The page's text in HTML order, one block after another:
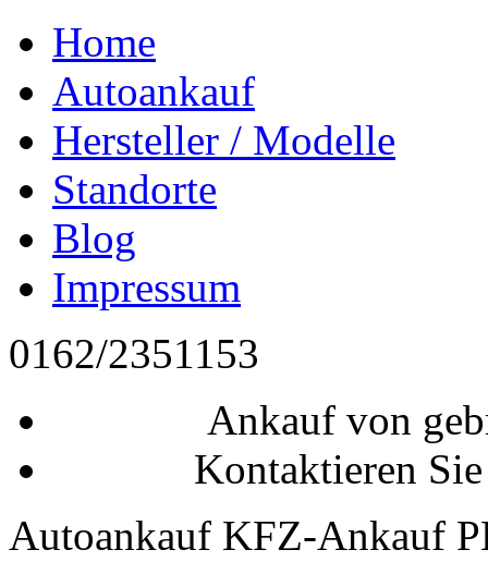
Home
Autoankauf
Hersteller / Modelle
Standorte
Blog
Impressum
0162/2351153
Ankauf von
Kontaktieren
Autoankauf KFZ-Ankauf